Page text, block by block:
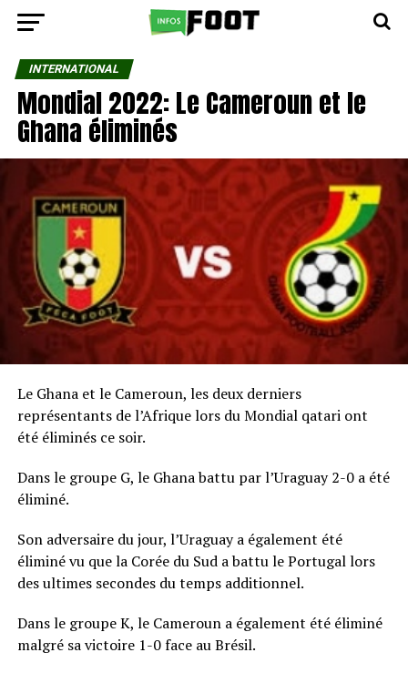
INTERNATIONAL
Mondial 2022: Le Cameroun et le
Ghana éliminés
Le Ghana et le Cameroun, les deux derniers
représentants de l’Afrique lors du Mondial qatari ont
été éliminés ce soir.
Dans le groupe G, le Ghana battu par l’Uraguay 2-0 a été
éliminé.
Son adversaire du jour, l’Uraguay a également été
éliminé vu que la Corée du Sud a battu le Portugal lors
des ultimes secondes du temps additionnel.
Dans le groupe K, le Cameroun a également été éliminé
malgré sa victoire 1-0 face au Brésil.